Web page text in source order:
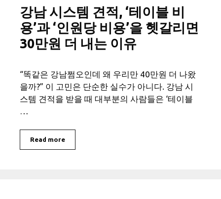
강남 시스템 견적, ‘테이블 비
용’과 ‘인원당 비용’을 헷갈리면
30만원 더 내는 이유
“똑같은 강남쩜오인데 왜 우리만 40만원 더 나왔
을까?” 이 고민은 단순한 실수가 아니다. 강남 시
스템 견적을 받을 때 대부분의 사람들은 ‘테이블
Read more